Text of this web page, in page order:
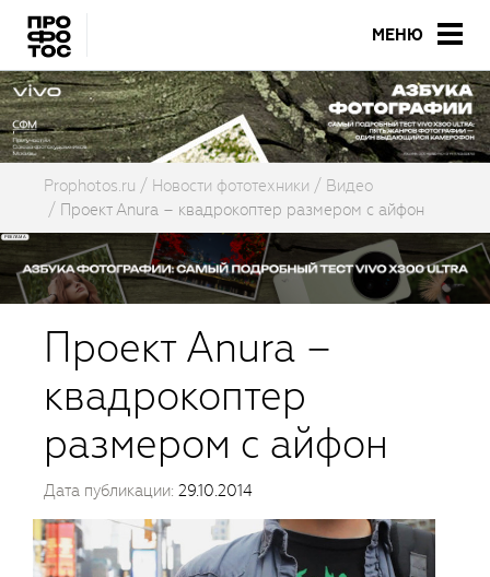
МЕНЮ
Prophotos.ru Новости фототехники
Видео
Проект Anura – квадрокоптер размером с айфон
Проект Anura –
квадрокоптер
размером с айфон
Дата публикации: 29.10.2014